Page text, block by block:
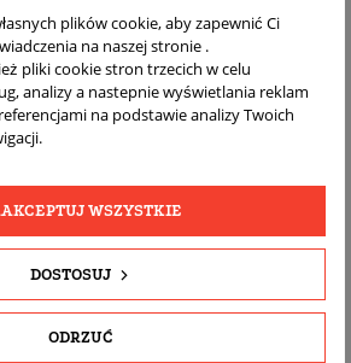
BEZPŁATNY
SZCZEGÓŁY PRODUKTU
plików cookie, aby zapewnić Ci
na naszej stronie .
pliki cookie stron trzecich w celu
analizy a nastepnie wyświetlania reklam
na podstawie analizy Twoich
ODRZUĆ
DOSTOSUJ
WSZYSTKIE